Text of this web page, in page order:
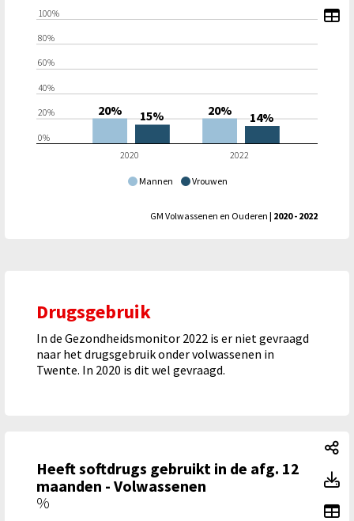
Mannen Vrouwen
2020 2022
0%
20%
40%
60%
80%
100%
20% 20%
15% 14%
GM Volwassenen en Ouderen | 2020 - 2022
Drugsgebruik
In de Gezondheidsmonitor 2022 is er niet gevraagd
naar het drugsgebruik onder volwassenen in
Twente. In 2020 is dit wel gevraagd.
Heeft softdrugs gebruikt in de afg. 12
maanden - Volwassenen
%